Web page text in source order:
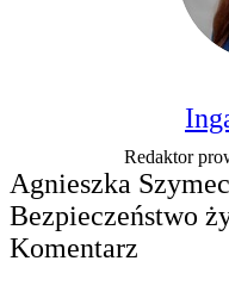
Redaktor
Agnieszka
Bezpieczeństwo
Komentarz